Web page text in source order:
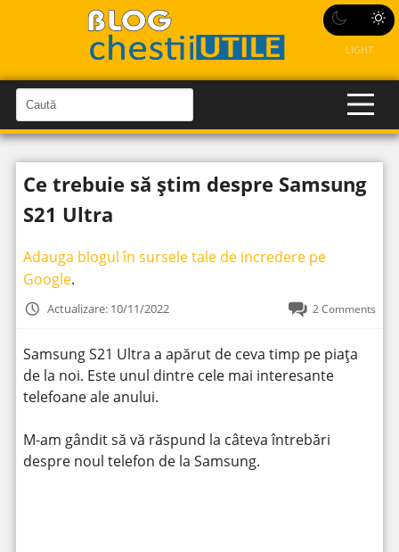
LIGHT
a
u
t
C
a
u
î
n
i
t
Ce trebuie să știm despre Samsung
S21 Ultra
Adauga blogul în sursele tale de incredere pe
Google.
Actualizare: 10/11/2022 2 Comments
Samsung S21 Ultra a apărut de ceva timp pe piața
de la noi. Este unul dintre cele mai interesante
telefoane ale anului.
M-am gândit să vă răspund la câteva întrebări
despre noul telefon de la Samsung.